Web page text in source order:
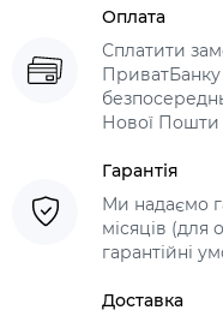
Оплата
Сплатити
ПриватБанку
Нової
Гарантія
Ми надаємо
місяців (для
гарантійні
Доставка